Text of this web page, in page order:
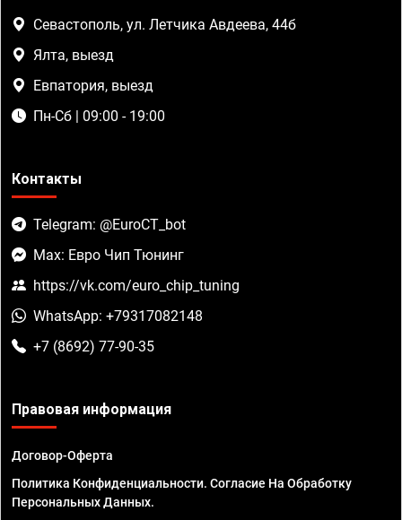
Севастополь, ул. Летчика Авдеева, 44б
Ялта, выезд
Евпатория, выезд
Пн-Сб | 09:00 - 19:00
Контакты
Telegram: @EuroCT_bot
Max: Евро Чип Тюнинг
https://vk.com/euro_chip_tuning
WhatsApp: +79317082148
+7 (8692) 77-90-35
Правовая информация
Договор-Оферта
Политика Конфиденциальности. Согласие На Обработку
Персональных Данных.